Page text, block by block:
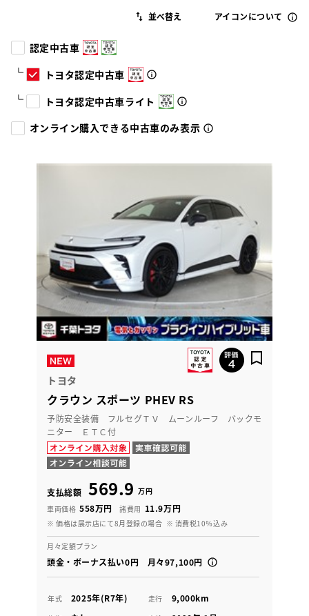
アイコンについて
認定中古車
トヨタ認定中古車
トヨタ認定中古車ライト
オンライン購入できる中古車のみ表示
トヨタ
クラウン スポーツ PHEV RS
予防安全装備 フルセグＴＶ ムーンルーフ バックモ
ニター ＥＴＣ付
支払総額 569.9 万円
車両価格 558万円 諸費用 11.9万円
※ 価格は展示店にて8月登録の場合 ※ 消費税10％込み
月々定額プラン
頭金・ボーナス払い0円 月々97,100円
年式 2025年(R7年) 走行 9,000km